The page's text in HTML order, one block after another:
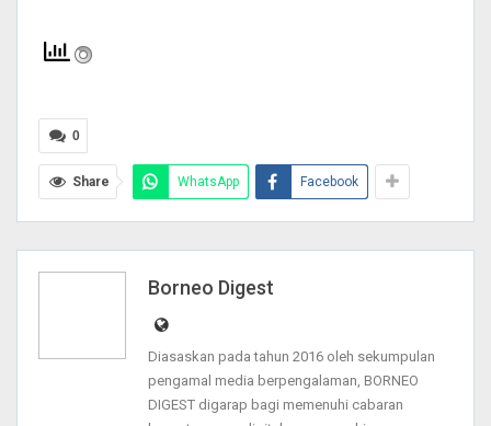
0
Share WhatsApp Facebook
Borneo Digest
Diasaskan pada tahun 2016 oleh sekumpulan
pengamal media berpengalaman, BORNEO
DIGEST digarap bagi memenuhi cabaran